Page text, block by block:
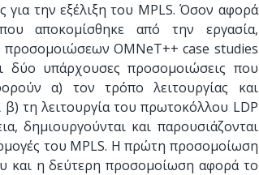
για την εξέλιξη του MPLS. Όσον αφορά
αποκομίσθηκε από την εργασία,
προσομοιώσεων OMNeT++ case studies
δύο υπάρχουσες προσομοιώσεις που
α) τον τρόπο λειτουργίας και
τη λειτουργία του πρωτοκόλλου LDP
δημιουργούνται και παρουσιάζονται
του MPLS. Η πρώτη προσομοίωση
και η δεύτερη προσομοίωση αφορά το